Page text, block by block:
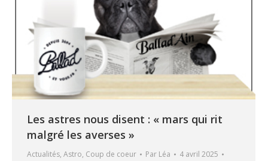
Les astres nous disent : « mars qui rit
malgré les averses »
Actualités, Astro, Coup de coeur Par Léa
4 avril 2025